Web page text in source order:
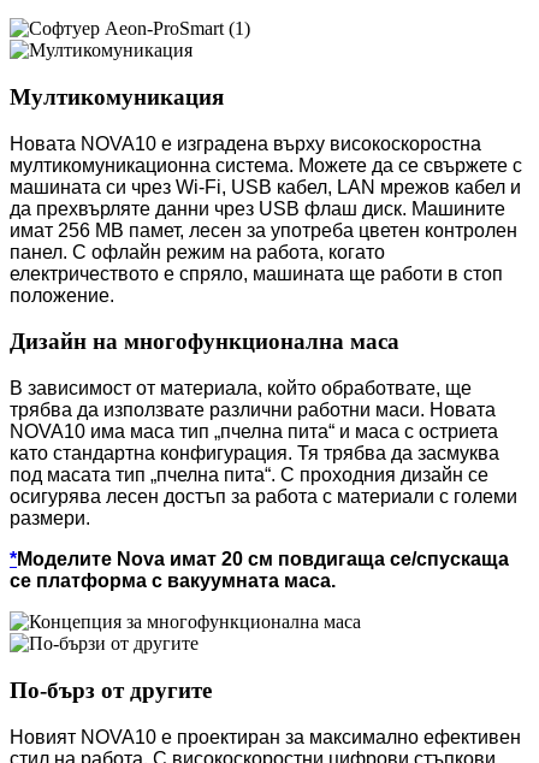
Мултикомуникация
Новата NOVA10 е изградена върху високоскоростна
мултикомуникационна система. Можете да се свържете с
машината си чрез Wi-Fi, USB кабел, LAN мрежов кабел и
да прехвърляте данни чрез USB флаш диск. Машините
имат 256 MB памет, лесен за употреба цветен контролен
панел. С офлайн режим на работа, когато
електричеството е спряло, машината ще работи в стоп
положение.
Дизайн на многофункционална маса
В зависимост от материала, който обработвате, ще
трябва да използвате различни работни маси. Новата
NOVA10 има маса тип „пчелна пита“ и маса с остриета
като стандартна конфигурация. Тя трябва да засмуква
под масата тип „пчелна пита“. С проходния дизайн се
осигурява лесен достъп за работа с материали с големи
размери.
*Моделите Nova имат 20 см повдигаща се/спускаща
се платформа с вакуумната маса.
По-бърз от другите
Новият NOVA10 е проектиран за максимално ефективен
стил на работа. С високоскоростни цифрови стъпкови